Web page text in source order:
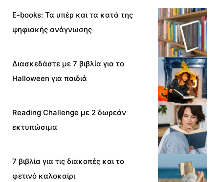
E-books: Τα υπέρ και τα κατά της
ψηφιακής ανάγνωσης
Διασκεδάστε με 7 βιβλία για το
Halloween για παιδιά
Reading Challenge με 2 δωρεάν
εκτυπώσιμα
7 βιβλία για τις διακοπές και το
φετινό καλοκαίρι